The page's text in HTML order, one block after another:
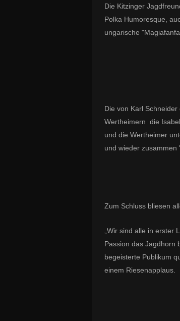
Die Kitzinger
Polka Humoresque,
ungarische
Die von Karl
Wertheimern die
und die Wertheimer
und wieder zusammen
Zum Schluss bliesen
„Wir sind alle in
Passion das Jagdhorn
begeisterte Publikum
einem Riesenapplaus.